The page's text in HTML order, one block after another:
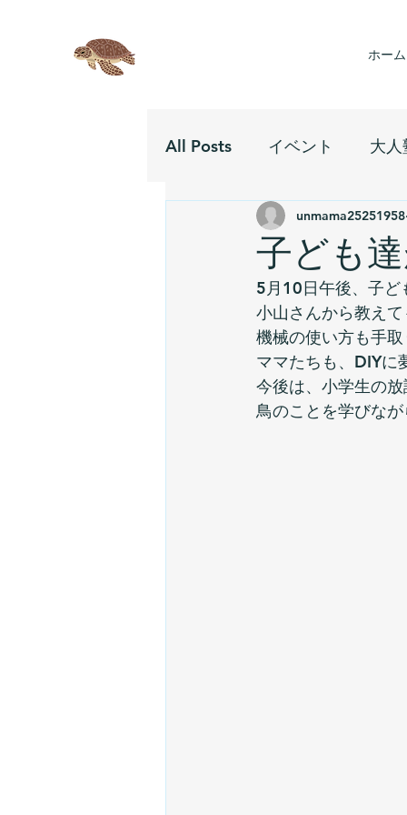
ホーム
All Posts イベント 大人
子ども
unmama25251958
5月10日午後、子ど
小山さんから教え
機械の使い方も手
ママたちも、DIYに
今後は、小学生の
鳥のことを学びな